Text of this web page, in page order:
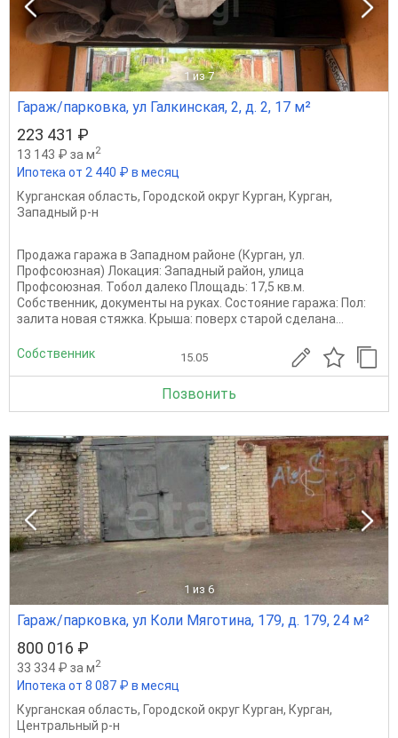
1 из 7
Гараж/парковка, ул Галкинская, 2, д. 2, 17 м²
223 431 ₽
13 143 ₽ за м2
Ипотека от 2 440 ₽ в месяц
Курганская область, Городской округ Курган, Курган,
Западный р-н
Продажа гаража в Западном районе (Курган, ул.
Профсоюзная) Локация: Западный район, улица
Профсоюзная. Тобол далеко Площадь: 17,5 кв.м.
Собственник, документы на руках. Состояние гаража: Пол:
залита новая стяжка. Крыша: поверх старой сделана...
Собственник 15.05
Позвонить
1 из 6
Гараж/парковка, ул Коли Мяготина, 179, д. 179, 24 м²
800 016 ₽
33 334 ₽ за м2
Ипотека от 8 087 ₽ в месяц
Курганская область, Городской округ Курган, Курган,
Центральный р-н